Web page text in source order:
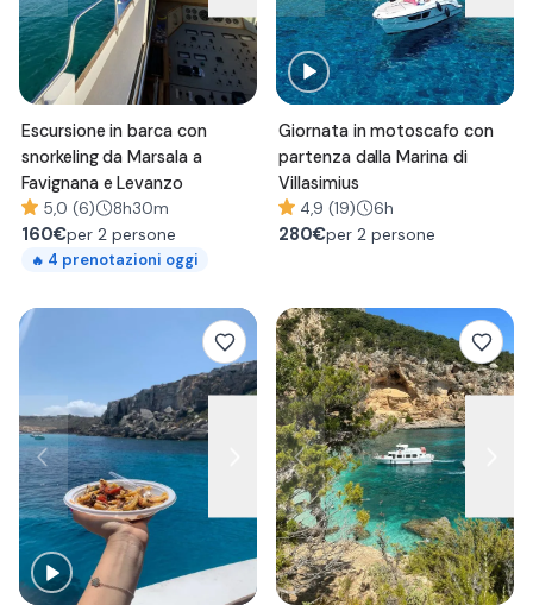
Escursione in barca con
snorkeling da Marsala a
Favignana e Levanzo
5,0 (6) 8h30m
160€per 2 persone
🔥 4 prenotazioni oggi
Giornata in motoscafo con
partenza dalla Marina di
Villasimius
4,9 (19) 6h
280€per 2 persone